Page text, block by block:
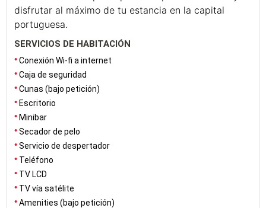
disfrutar al máximo de tu estancia en la capital
portuguesa.
SERVICIOS DE HABITACIÓN
Conexión Wi-fi a internet
Caja de seguridad
Cunas (bajo petición)
Escritorio
Minibar
Secador de pelo
Servicio de despertador
Teléfono
TV LCD
TV vía satélite
Amenities (bajo petición)